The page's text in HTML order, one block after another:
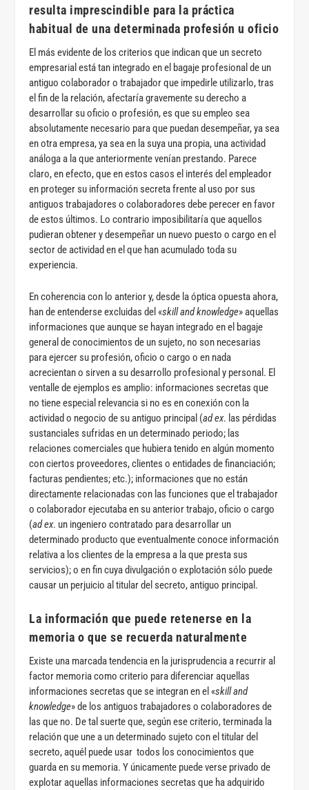
resulta imprescindible para la práctica
habitual de una determinada profesión u oficio
El más evidente de los criterios que indican que un secreto
empresarial está tan integrado en el bagaje profesional de un
antiguo colaborador o trabajador que impedirle utilizarlo, tras
el fin de la relación, afectaría gravemente su derecho a
desarrollar su oficio o profesión, es que su empleo sea
absolutamente necesario para que puedan desempeñar, ya sea
en otra empresa, ya sea en la suya una propia, una actividad
análoga a la que anteriormente venían prestando. Parece
claro, en efecto, que en estos casos el interés del empleador
en proteger su información secreta frente al uso por sus
antiguos trabajadores o colaboradores debe perecer en favor
de estos últimos. Lo contrario imposibilitaría que aquellos
pudieran obtener y desempeñar un nuevo puesto o cargo en el
sector de actividad en el que han acumulado toda su
experiencia.
En coherencia con lo anterior y, desde la óptica opuesta ahora,
han de entenderse excluidas del «skill and knowledge» aquellas
informaciones que aunque se hayan integrado en el bagaje
general de conocimientos de un sujeto, no son necesarias
para ejercer su profesión, oficio o cargo o en nada
acrecientan o sirven a su desarrollo profesional y personal. El
ventalle de ejemplos es amplio: informaciones secretas que
no tiene especial relevancia si no es en conexión con la
actividad o negocio de su antiguo principal (ad ex. las pérdidas
sustanciales sufridas en un determinado periodo; las
relaciones comerciales que hubiera tenido en algún momento
con ciertos proveedores, clientes o entidades de financiación;
facturas pendientes; etc.); informaciones que no están
directamente relacionadas con las funciones que el trabajador
o colaborador ejecutaba en su anterior trabajo, oficio o cargo
(ad ex. un ingeniero contratado para desarrollar un
determinado producto que eventualmente conoce información
relativa a los clientes de la empresa a la que presta sus
servicios); o en fin cuya divulgación o explotación sólo puede
causar un perjuicio al titular del secreto, antiguo principal.
La información que puede retenerse en la
memoria o que se recuerda naturalmente
Existe una marcada tendencia en la jurisprudencia a recurrir al
factor memoria como criterio para diferenciar aquellas
informaciones secretas que se integran en el «skill and
knowledge» de los antiguos trabajadores o colaboradores de
las que no. De tal suerte que, según ese criterio, terminada la
relación que une a un determinado sujeto con el titular del
secreto, aquél puede usar todos los conocimientos que
guarda en su memoria. Y únicamente puede verse privado de
explotar aquellas informaciones secretas que ha adquirido